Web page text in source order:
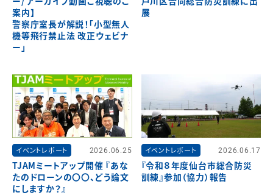
案内】
警察庁室長が解説！「小型無人
機等飛行禁止法 改正ウェビナ
ー」
展
イベントレポート 2026.06.25
TJAMミートアップ開催 『あな
たのドローンの〇〇、どう論文
にしますか？』
イベントレポート 2026.06.17
『令和８年度仙台市総合防災
訓練』参加（協力）報告